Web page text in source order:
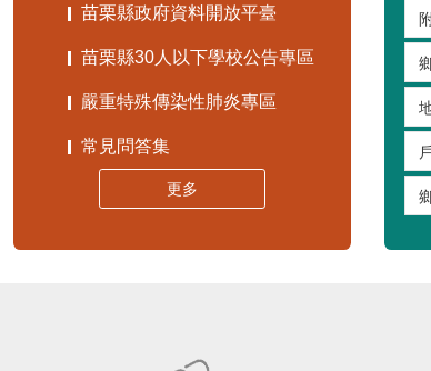
苗栗縣政府資料開放平臺
苗栗縣30人以下學校公告專區
嚴重特殊傳染性肺炎專區
常見問答集
更多